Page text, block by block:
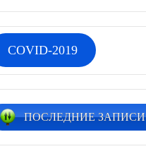
COVID-2019
ПОСЛЕДНИЕ ЗАПИСИ